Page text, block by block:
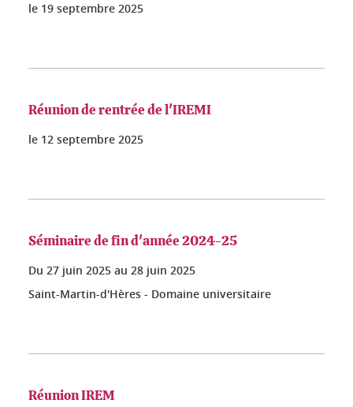
le 19 septembre 2025
Réunion de rentrée de l'IREMI
le 12 septembre 2025
Séminaire de fin d'année 2024-25
Du 27 juin 2025 au 28 juin 2025
Saint-Martin-d'Hères - Domaine universitaire
Réunion IREM